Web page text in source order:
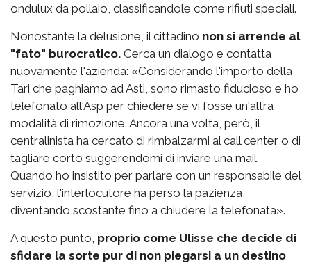
ondulux da pollaio, classificandole come rifiuti speciali.
Nonostante la delusione, il cittadino non si arrende al
"fato" burocratico. Cerca un dialogo e contatta
nuovamente l'azienda: «Considerando l'importo della
Tari che paghiamo ad Asti, sono rimasto fiducioso e ho
telefonato all'Asp per chiedere se vi fosse un'altra
modalità di rimozione. Ancora una volta, però, il
centralinista ha cercato di rimbalzarmi al call center o di
tagliare corto suggerendomi di inviare una mail.
Quando ho insistito per parlare con un responsabile del
servizio, l'interlocutore ha perso la pazienza,
diventando scostante fino a chiudere la telefonata».
A questo punto, proprio come Ulisse che decide di
sfidare la sorte pur di non piegarsi a un destino